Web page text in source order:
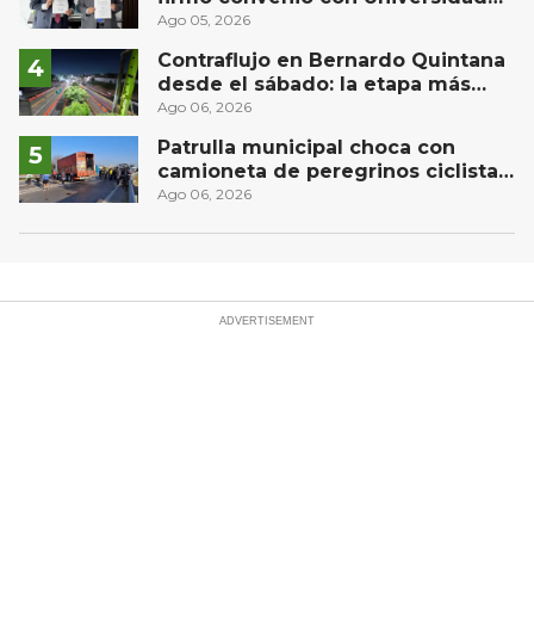
Privada del Bajío para recibir
Ago 05, 2026
Contraflujo en Bernardo Quintana
desde el sábado: la etapa más
compleja del operativo vial
Ago 06, 2026
Patrulla municipal choca con
camioneta de peregrinos ciclistas
en la autopista México-Querétaro
Ago 06, 2026